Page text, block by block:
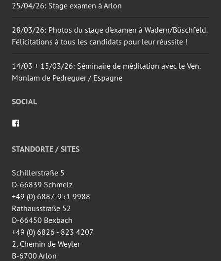
25/04/26: Stage examen à Arlon
28/03/26: Photos du stage d’examen à Wadern/Büschfeld.
Félicitations à tous les candidats pour leur réussite !
14/03 + 15/03/26: Séminaire de méditation avec le Ven.
Monlam de Pedreguer / Espagne
SOCIAL
de
wingtsun.arlon
Facebook
STANDORTE / SITES
Schillerstraße 5
D-66839 Schmelz
+49 (0) 6887-951 9988
Rathausstraße 52
D-66450 Bexbach
+49 (0) 6826 - 823 4207
2, Chemin de Weyler
B-6700 Arlon